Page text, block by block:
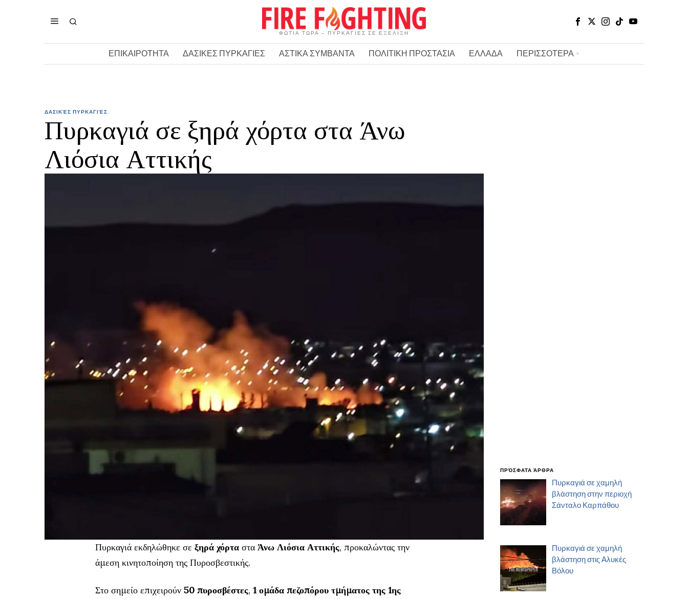
ΦΩΤΙΑ ΤΩΡΑ – ΠΥΡΚΑΓΙΕΣ ΣΕ ΕΞΕΛΙΞΗ
ΕΠΙΚΑΙΡΟΤΗΤΑ ΔΑΣΙΚΕΣ ΠΥΡΚΑΓΙΕΣ ΑΣΤΙΚΑ ΣΥΜΒΑΝΤΑ ΠΟΛΙΤΙΚΗ ΠΡΟΣΤΑΣΙΑ ΕΛΛΑΔΑ ΠΕΡΙΣΣΟΤΕΡΑ
ΔΑΣΙΚΈΣ ΠΥΡΚΑΓΙΈΣ
Πυρκαγιά σε ξηρά χόρτα στα Άνω
Λιόσια Αττικής
Πυρκαγιά εκδηλώθηκε σε ξηρά χόρτα στα Άνω Λιόσια Αττικής, προκαλώντας την
άμεση κινητοποίηση της Πυροσβεστικής.
Στο σημείο επιχειρούν 50 πυροσβέστες, 1 ομάδα πεζοπόρου τμήματος της 1ης
ΠΡΌΣΦΑΤΑ ΆΡΘΡΑ
Πυρκαγιά σε χαμηλή
βλάστηση στην περιοχή
Σάνταλο Καρπάθου
Πυρκαγιά σε χαμηλή
βλάστηση στις Αλυκές
Βόλου